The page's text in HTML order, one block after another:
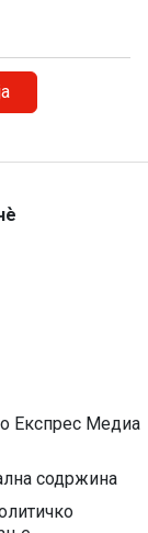
Експрес Медиа
содржина